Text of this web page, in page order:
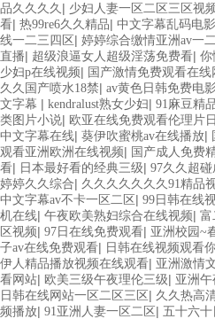
品久久久久 | 少妇人妻一区二区三区视
看| 热99re6久久精品| 中文字幕乱码电
线一二三四区 | 婷婷综合缴情亚洲av一
直播| 超级浪逼女人超级淫荡免费看| 你
少妇p在线视频| 国产激情免费观看在线
久久国产喷水18禁| av黄色日韩免费电
文字幕 | kendralust熟女少妇| 91麻豆精
类图片小说| 欧亚在线免费观看伦理片
中文字幕在线| 葵伊吹蜜桃av在线播放|
观看亚洲欧洲在线视频| 国产成人免费
看| 日本最好看的经典三级| 97久久超
婷婷久久综合| 久久久久久久久91精品
中文字幕av不卡一区二区 | 99日韩在线
机在线| 午夜欧美熟妇综合在线视频| 富
区视频| 97日在线免费观看| 亚洲校园~
子av在线免费观看| 日韩在线视频观看
伊人精品播放视频在线观看| 亚洲激情
看网站| 欧美三级午夜理伦三级| 亚洲
日韩在线网站一区二区三区 | 久久热高
频播放| 91亚洲人妻一区二区 | 五十六